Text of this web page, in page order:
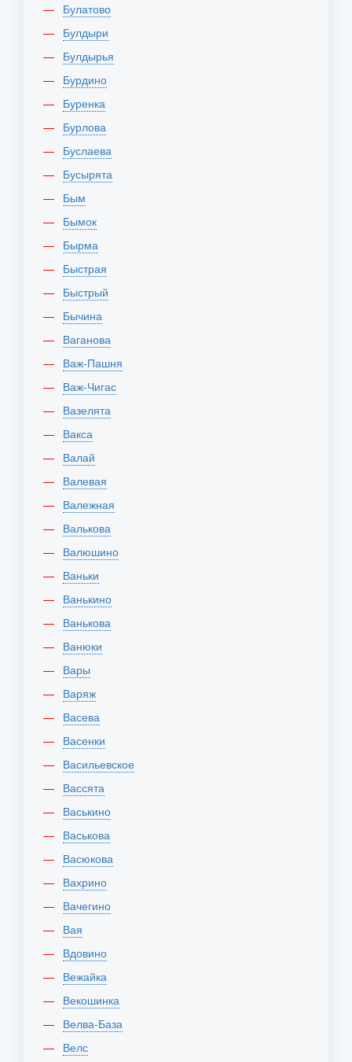
Булатово
Булдыри
Булдырья
Бурдино
Буренка
Бурлова
Буслаева
Бусырята
Бым
Бымок
Бырма
Быстрая
Быстрый
Бычина
Ваганова
Важ-Пашня
Важ-Чигас
Вазелята
Вакса
Валай
Валевая
Валежная
Валькова
Валюшино
Ваньки
Ванькино
Ванькова
Ванюки
Вары
Варяж
Васева
Васенки
Васильевское
Вассята
Васькино
Васькова
Васюкова
Вахрино
Вачегино
Вая
Вдовино
Вежайка
Векошинка
Велва-База
Велс